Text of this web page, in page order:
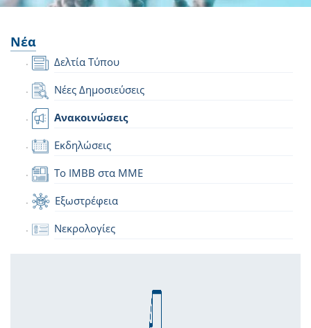
Νέα
Δελτία Τύπου
Νέες Δημοσιεύσεις
Ανακοινώσεις
Εκδηλώσεις
Το IMBB στα ΜΜΕ
Εξωστρέφεια
Νεκρολογίες